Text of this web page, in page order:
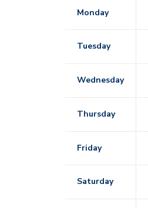
Monday
Tuesday
Wednesday
Thursday
Friday
Saturday